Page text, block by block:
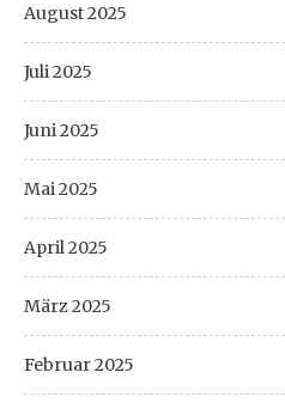
August 2025
Juli 2025
Juni 2025
Mai 2025
April 2025
März 2025
Februar 2025